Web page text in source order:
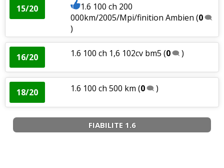
15/20
1.6 100 ch 200
000km/2005/Mpi/finition Ambien (0
)
16/20 1.6 100 ch 1,6 102cv bm5 (0 )
18/20 1.6 100 ch 500 km (0 )
FIABILITE 1.6